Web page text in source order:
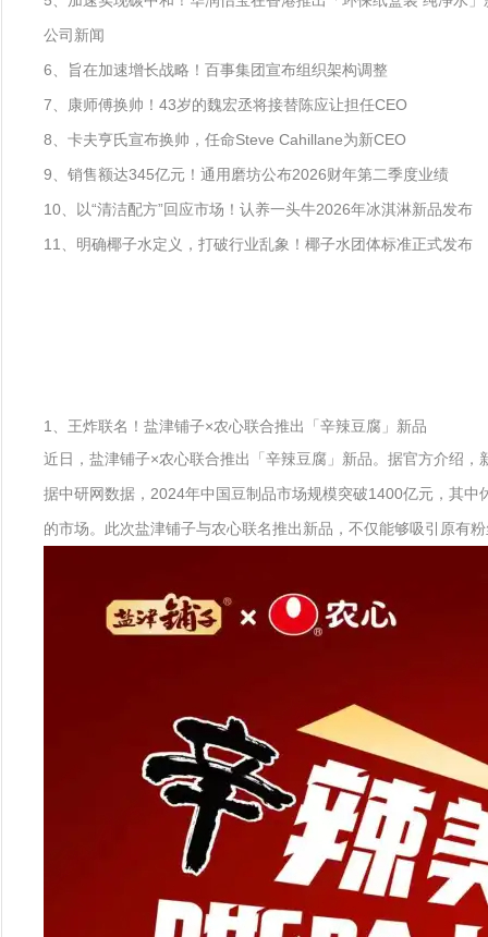
公司新闻
6、旨在加速增长战略！百事集团宣布组织架构调整
7、康师傅换帅！43岁的魏宏丞将接替陈应让担任CEO
8、卡夫亨氏宣布换帅，任命Steve Cahillane为新CEO
9、销售额达345亿元！通用磨坊公布2026财年第二季度业绩
10、以“清洁配方”回应市场！认养一头牛2026年冰淇淋新品发布
11、明确椰子水定义，打破行业乱象！椰子水团体标准正式发布
1、王炸联名！盐津铺子×农心联合推出「辛辣豆腐」新品
近日，盐津铺子×农心联合推出「辛辣豆腐」新品。据官方介绍
据中研网数据，2024年中国豆制品市场规模突破1400亿元，其
的市场。此次盐津铺子与农心联名推出新品，不仅能够吸引原有